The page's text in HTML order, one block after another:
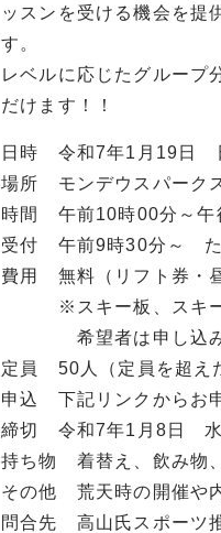
ッスンを受ける機会を提
す。
レベルに応じたグループ
だけます！！
日時 令和7年1月19日
場所 モンデウスパーク
時間 午前10時00分～午
受付 午前9時30分～ た
費用 無料（リフト券・
※スキー板、スキー靴
希望者は申し込み時
定員 50人（定員を超え
申込 下記リンクからお
締切 令和7年1月8日 水
持ち物 着替え、飲み物
その他 荒天時の開催や
問合先 高山氏スポー